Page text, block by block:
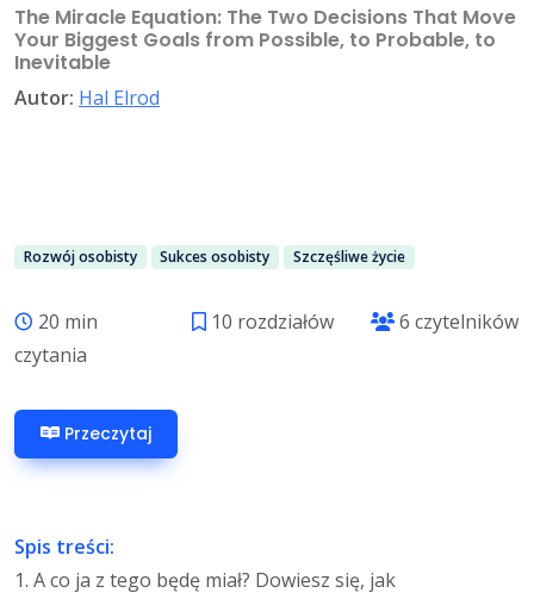
The Miracle Equation: The Two Decisions That Move
Your Biggest Goals from Possible, to Probable, to
Inevitable
Autor: Hal Elrod
Rozwój osobisty Sukces osobisty Szczęśliwe życie
20 min
czytania
10 rozdziałów 6 czytelników
Przeczytaj
Spis treści:
1. A co ja z tego będę miał? Dowiesz się, jak